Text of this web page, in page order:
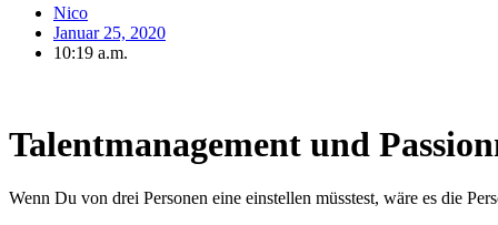
Nico
Januar 25, 2020
10:19 a.m.
Talentmanagement und
Wenn Du von drei Personen eine einstellen müsstest, wäre es die